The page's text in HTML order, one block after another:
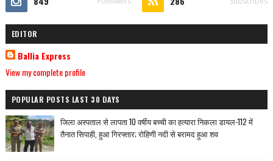
EDITOR
Ballia Express
View my complete profile
POPULAR POSTS LAST 30 DAYS
जिला अस्पताल से लापता 10 वर्षीय बच्ची का हत्यारा निकला डायल-112 में
तैनात सिपाही, हुआ गिरफ्तार; रोहिणी नदी से बरामद हुआ शव